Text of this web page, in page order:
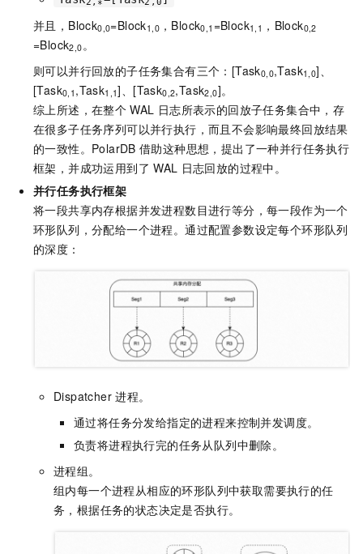
并且，Block0,0​=Block1,0​ ，Block0,1 ​=Block1,1 ​，Block0,2​
=Block2,0​ 。
则可以并行回放的子任务集合有三个：[Task0,0​,Task1,0​]、
[Task0,1 ​,Task1,1​]、[Task0,2​,Task2,0​]。
综上所述，在整个 WAL 日志所表示的回放子任务集合中，存
在很多子任务序列可以并行执行，而且不会影响最终回放结果
的一致性。 PolarDB 借助这种思想，提出了一种并行任务执行
框架，并成功运用到了 WAL 日志回放的过程中。
并行任务执行框架
将一段共享内存根据并发进程数目进行等分，每一段作为一个
环形队列，分配给一个进程。通过配置参数设定每个环形队列
的深度：
Dispatcher 进程。
通过将任务分发给指定的进程来控制并发调度。
负责将进程执行完的任务从队列中删除。
进程组。
组内每一个进程从相应的环形队列中获取需要执行的任
务，根据任务的状态决定是否执行。